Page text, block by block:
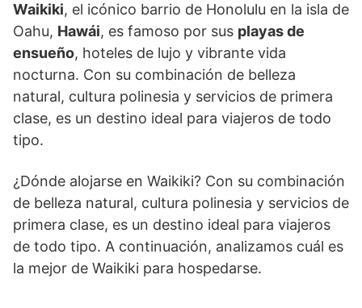
Waikiki, el icónico barrio de Honolulu en la isla de
Oahu, Hawái, es famoso por sus playas de
ensueño, hoteles de lujo y vibrante vida
nocturna. Con su combinación de belleza
natural, cultura polinesia y servicios de primera
clase, es un destino ideal para viajeros de todo
tipo.
¿Dónde alojarse en Waikiki? Con su combinación
de belleza natural, cultura polinesia y servicios de
primera clase, es un destino ideal para viajeros
de todo tipo. A continuación, analizamos cuál es
la mejor de Waikiki para hospedarse.